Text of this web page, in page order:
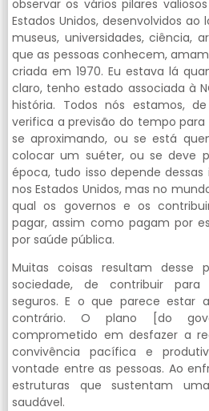
observar os vários pilares
Estados Unidos, desenvolvidos
museus, universidades, ciência,
que as pessoas conhecem,
criada em 1970. Eu estava lá
claro, tenho estado associada à
história. Todos nós estamos,
verifica a previsão do tempo
se aproximando, ou se está
colocar um suéter, ou se deve
época, tudo isso depende
nos Estados Unidos, mas no
qual os governos e os
pagar, assim como pagam por
por saúde pública.
Muitas coisas resultam desse
sociedade, de contribuir
seguros. E o que parece estar
contrário. O plano [do
comprometido em desfazer a
convivência pacífica e
vontade entre as pessoas. Ao
estruturas que sustentam
saudável.